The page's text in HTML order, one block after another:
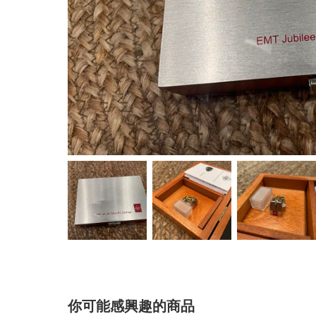
你可能感興趣的商品